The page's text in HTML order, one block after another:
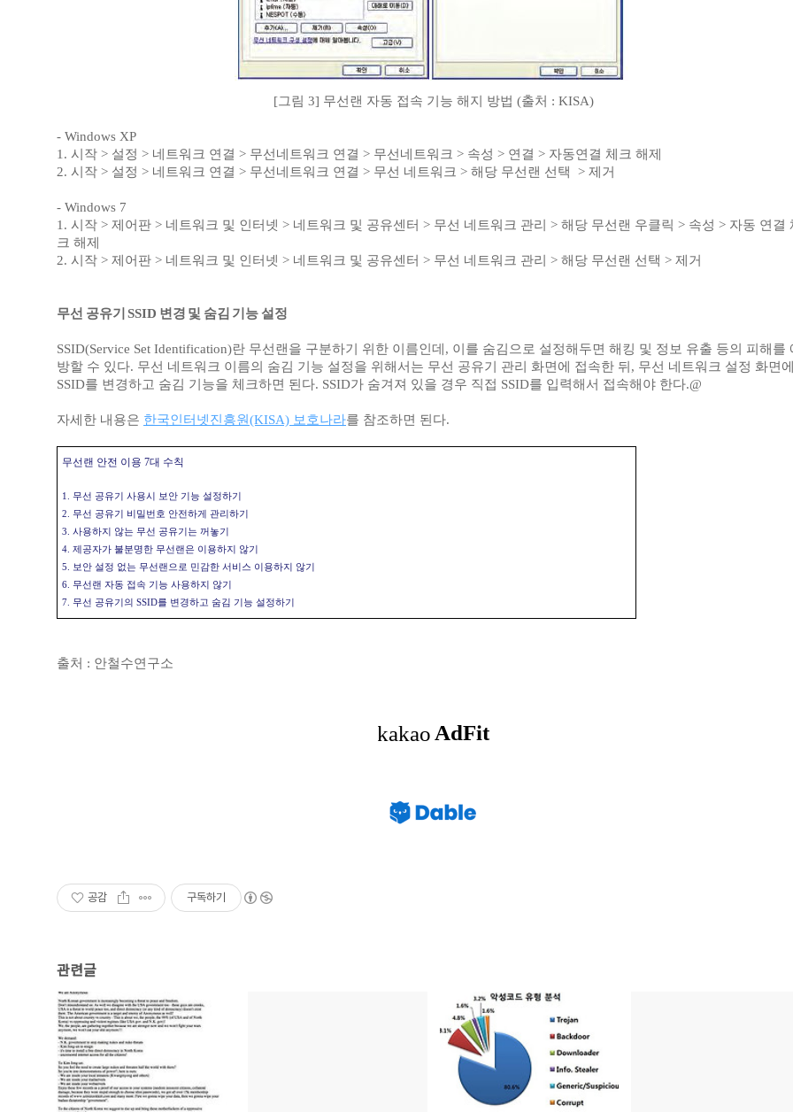
[그림 3] 무선랜 자동 접속 기능 해지 방법 (출처 : KISA)
- Windows XP
1. 시작 > 설정 > 네트워크 연결 > 무선네트워크 연결 > 무선네트워크 > 속성 > 연결 > 자동연결 체크 해제
2. 시작 > 설정 > 네트워크 연결 > 무선네트워크 연결 > 무선 네트워크 > 해당 무선랜 선택 > 제거
- Windows 7
1. 시작 > 제어판 > 네트워크 및 인터넷 > 네트워크 및 공유센터 > 무선 네트워크 관리 > 해당 무선랜 우클릭 > 속성 > 자동 연결
크 해제
2. 시작 > 제어판 > 네트워크 및 인터넷 > 네트워크 및 공유센터 > 무선 네트워크 관리 > 해당 무선랜 선택 > 제거
무선 공유기 SSID 변경 및 숨김 기능 설정
SSID(Service Set Identification)란 무선랜을 구분하기 위한 이름인데, 이를 숨김으로 설정해두면 해킹 및 정보 유출 등의 피해를
방할 수 있다. 무선 네트워크 이름의 숨김 기능 설정을 위해서는 무선 공유기 관리 화면에 접속한 뒤, 무선 네트워크 설정 화면
SSID를 변경하고 숨김 기능을 체크하면 된다. SSID가 숨겨져 있을 경우 직접 SSID를 입력해서 접속해야 한다.@
자세한 내용은 한국인터넷진흥원(KISA) 보호나라를 참조하면 된다.
무선랜 안전 이용 7대 수칙
1. 무선 공유기 사용시 보안 기능 설정하기
2. 무선 공유기 비밀번호 안전하게 관리하기
3. 사용하지 않는 무선 공유기는 꺼놓기
4. 제공자가 불분명한 무선랜은 이용하지 않기
5. 보안 설정 없는 무선랜으로 민감한 서비스 이용하지 않기
6. 무선랜 자동 접속 기능 사용하지 않기
7. 무선 공유기의 SSID를 변경하고 숨김 기능 설정하기
출처 : 안철수연구소
공감 구독하기
관련글